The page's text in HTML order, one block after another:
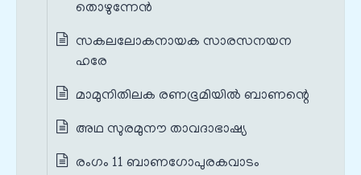
തൊഴുന്നേൻ
സകലലോകനായക സാരസനയന
ഹരേ
മാമുനിതിലക രണഭൂമിയിൽ ബാണന്റെ
അഥ സുരമുനൗ താവദാഭാഷ്യ
രംഗം 11 ബാണഗോപുരകവാടം